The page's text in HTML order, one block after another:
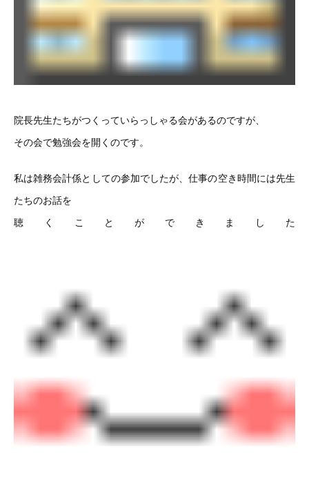
院長先生たちがつくっていらっしゃる会があるのですが、
その会で勉強会を開くのです。
私は雑務会計係としての参加でしたが、仕事の空き時間には先生
たちのお話を
聴くことができました